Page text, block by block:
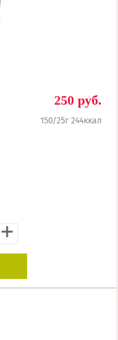
250 руб.
150/25г 244ккал
+